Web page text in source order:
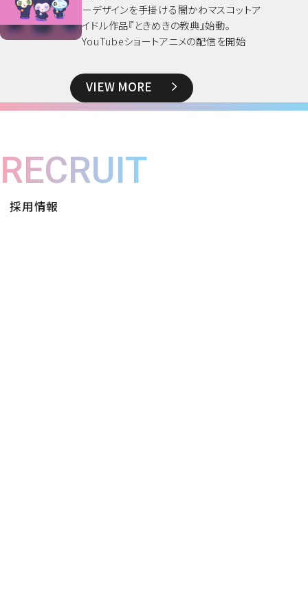
ーデザインを手掛ける闇かわマスコットア
イドル作品『ときめきの教典』始動。
YouTubeショートアニメの配信を開始
VIEW MORE
RECRUIT
採用情報